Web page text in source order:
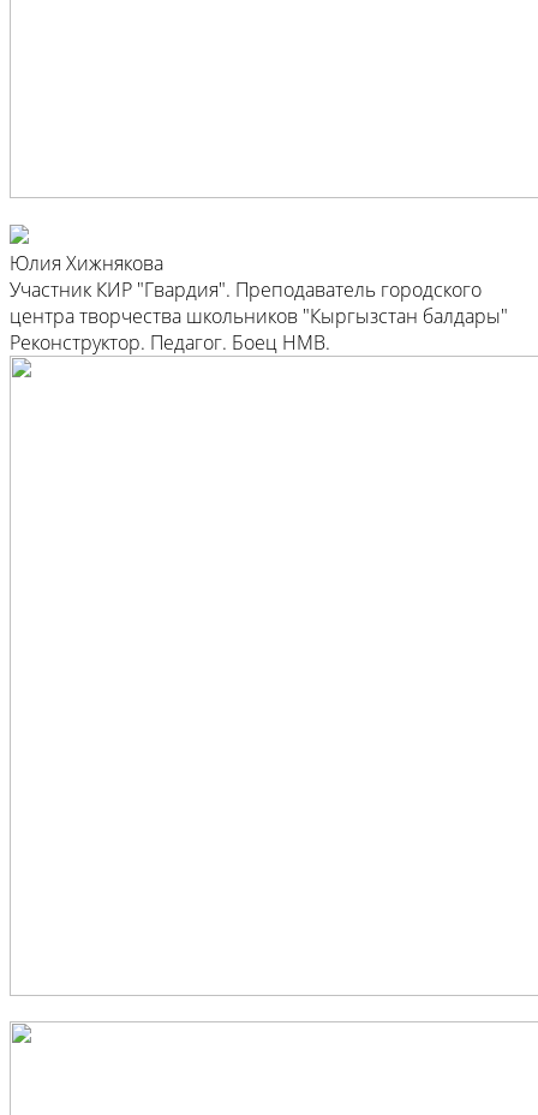
Юлия Хижнякова
Участник КИР "Гвардия". Преподаватель городского
центра творчества школьников "Кыргызстан балдары"
Реконструктор. Педагог. Боец HMB.